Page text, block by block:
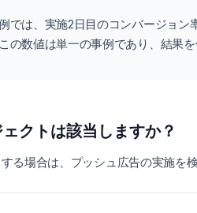
では、実施2日目のコンバージョン
の数値は単一の事例であり、結果
クトは該当しますか？
る場合は、プッシュ広告の実施を